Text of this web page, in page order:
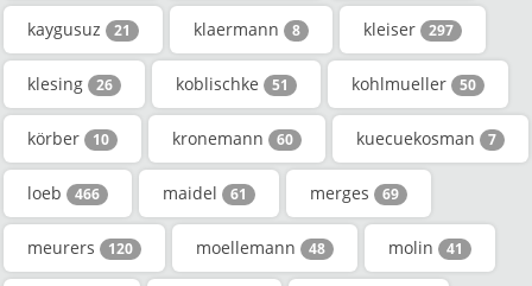
kaygusuz 21 klaermann 8 kleiser 297
klesing 26 koblischke 51 kohlmueller 50
körber 10 kronemann 60 kuecuekosman 7
loeb 466 maidel 61 merges 69
meurers 120 moellemann 48 molin 41